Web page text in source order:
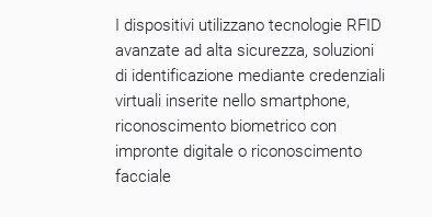
I dispositivi utilizzano tecnologie RFID
avanzate ad alta sicurezza, soluzioni
di identificazione mediante credenziali
virtuali inserite nello smartphone,
riconoscimento biometrico con
impronte digitale o riconoscimento
facciale